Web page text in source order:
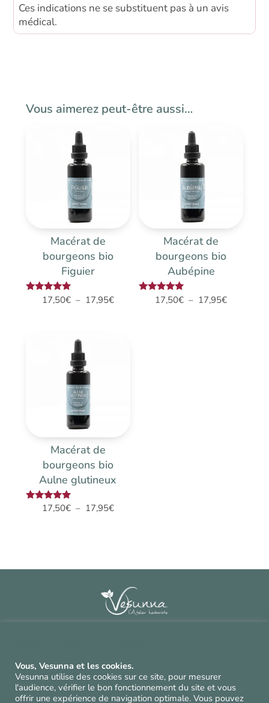
Ces indications ne se substituent pas à un avis
médical.
Vous aimerez peut-être aussi…
Macérat de
bourgeons bio
Figuier
Note17,50€ – 17,95€Plage
Macérat de
bourgeons bio
Aubépine
Note17,50€ – 17,95€Plage
Macérat de
bourgeons bio
Aulne glutineux
Note17,50€ – 17,95€Plage
à
^ Politique de confidentialité et cookies
Vous, Vesunna et les cookies.
Vesunna utilise des cookies sur ce site, pour mesurer
l'audience, vérifier le bon fonctionnement du site et vous
offrir une expérience de navigation optimale. Vous pouvez